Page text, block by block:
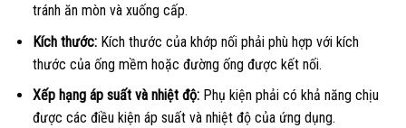
tránh ăn mòn và xuống cấp.
Kích thước:Kích thước của khớp nối phải phù hợp với kích
thước của ống mềm hoặc đường ống được kết nối.
Xếp hạng áp suất và nhiệt độ:Phụ kiện phải có khả năng chịu
được các điều kiện áp suất và nhiệt độ của ứng dụng.